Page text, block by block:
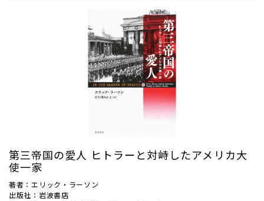
第三帝国の愛人 ヒトラーと対峙したアメリカ大
使一家
著者：エリック・ラーソン
出版社：岩波書店